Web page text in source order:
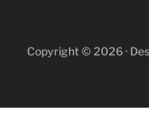
Copyright © 2026 ·